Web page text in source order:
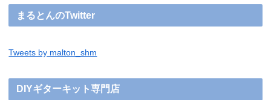
まるとんのTwitter
Tweets by malton_shm
DIYギターキット専門店